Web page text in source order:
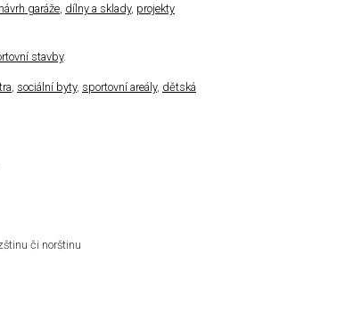
návrh garáže dílny a sklady, projekty
stavby.
, sociální byty, sportovní areály, dětská
či norštinu